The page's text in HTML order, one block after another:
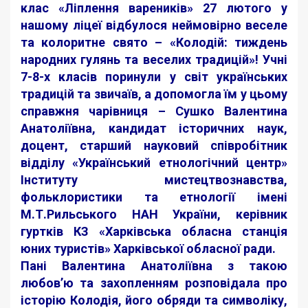
клас «Ліплення вареників» 27 лютого у
нашому ліцеї відбулося неймовірно веселе
та колоритне свято – «Колодій: тиждень
народних гулянь та веселих традицій»! Учні
7-8-х класів поринули у світ українських
традицій та звичаїв, а допомогла їм у цьому
справжня чарівниця – Сушко Валентина
Анатоліївна, кандидат історичних наук,
доцент, старший науковий співробітник
відділу «Український етнологічний центр»
Інституту мистецтвознавства,
фольклористики та етнології імені
М.Т.Рильського НАН України, керівник
гуртків КЗ «Харківська обласна станція
юних туристів» Харківської обласної ради. ‍
Пані Валентина Анатоліївна з такою
любов’ю та захопленням розповідала про
історію Колодія, його обряди та символіку,